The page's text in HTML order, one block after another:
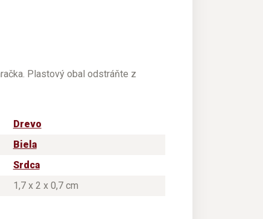
Plastový obal odstráňte z
Drevo
Biela
Srdca
1,7 x 2 x 0,7 cm